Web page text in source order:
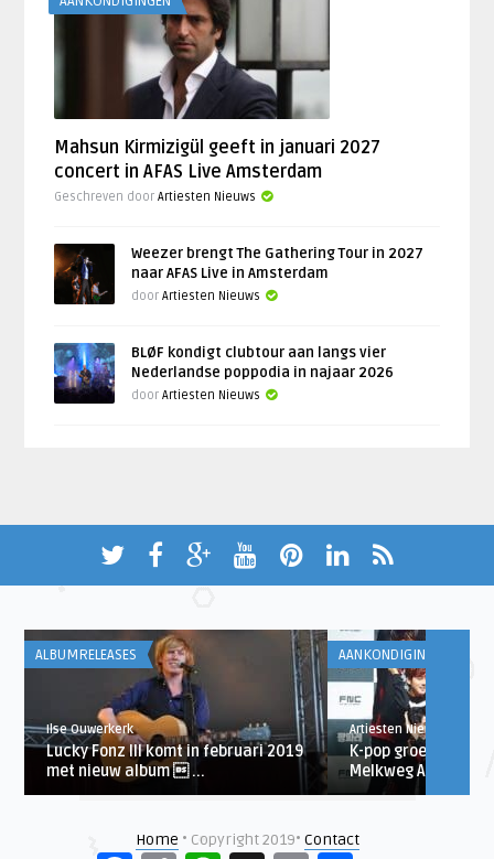
Mahsun Kirmizigül geeft in januari 2027
concert in AFAS Live Amsterdam
Geschreven doorArtiesten Nieuws
Weezer brengt The Gathering Tour in 2027
naar AFAS Live in Amsterdam
doorArtiesten Nieuws
BLØF kondigt clubtour aan langs vier
Nederlandse poppodia in najaar 2026
doorArtiesten Nieuws
ALBUMRELEASES
Ilse Ouwerkerk
Lucky Fonz III komt in februari 2019
met nieuw album  ...
AANKONDIGINGEN
Artiesten Nieuws
K-pop groep SF9 in
Melkweg
Home • Copyright 2019• Contact